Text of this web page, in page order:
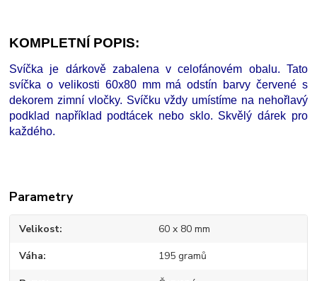
KOMPLETNÍ POPIS:
Svíčka je dárkově zabalena v celofánovém obalu. Tato
svíčka o velikosti 60x80 mm má odstín barvy červené s
dekorem zimní vločky. Svíčku vždy umístíme na nehořlavý
podklad například podtácek nebo sklo. Skvělý dárek pro
každého.
Parametry
Velikost 60 x 80 mm
Váha 195 gramů